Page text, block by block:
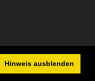
Hinweis ausblenden